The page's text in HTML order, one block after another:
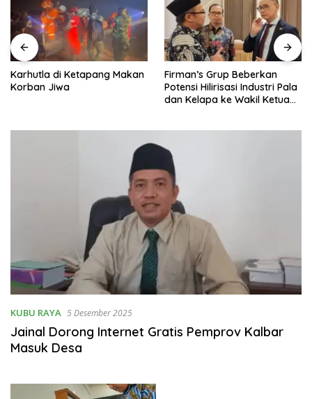
Karhutla di Ketapang Makan
Korban Jiwa
Firman’s Grup Beberkan
Potensi Hilirisasi Industri Pala
dan Kelapa ke Wakil Ketua
KUBU RAYA 5 Desember 2025
Jainal Dorong Internet Gratis Pemprov Kalbar
Masuk Desa